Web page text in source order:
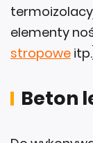
elementy
stropowe
Beton